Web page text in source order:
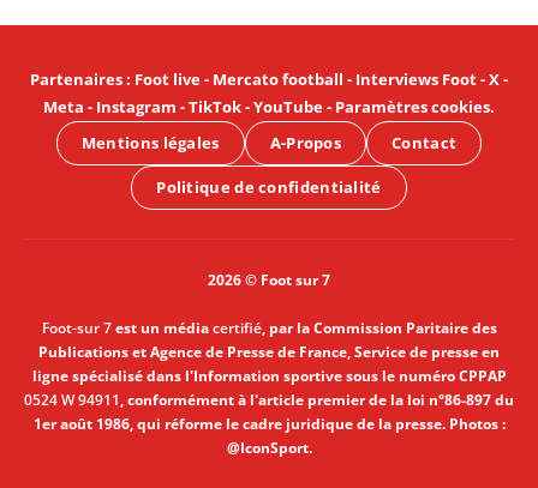
Partenaires: Foot live- Mercato football - Interviews Foot-X-
Meta - Instagram -TikTok-YouTube- Paramètres cookies.
Mentions légales
A-Propos Contact
Politique de confidentialité
2026 © Foot sur 7
Foot-sur 7est un médiacertifié, par la Commission Paritaire des
Publications et Agence de Presse de France, Service de presse en
ligne spécialisé dans l'Information sportive sous le numéro CPPAP
0524 W 94911, conformément à l'article premier de la loi n°86-897 du
1er août 1986, qui réforme le cadre juridique de la presse. Photos :
@IconSport.